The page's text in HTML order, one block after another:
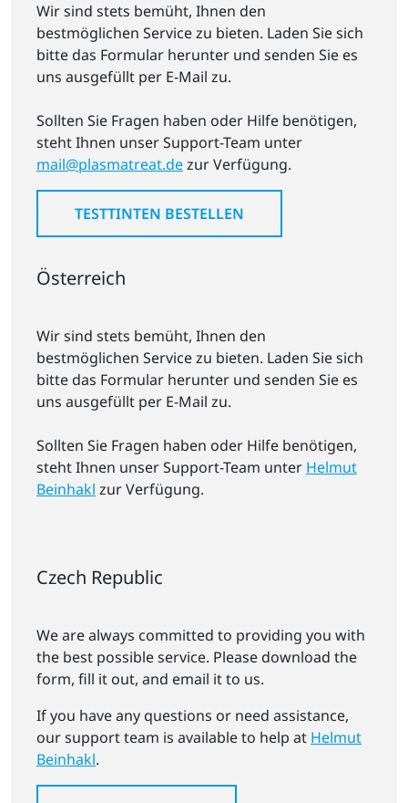
Wir sind stets bemüht, Ihnen den
bestmöglichen Service zu bieten. Laden Sie sich
bitte das Formular herunter und senden Sie es
uns ausgefüllt per E-Mail zu.
Sollten Sie Fragen haben oder Hilfe benötigen,
steht Ihnen unser Support-Team unter
mail@plasmatreat.dezur Verfügung.
TESTTINTEN BESTELLEN
Österreich
Wir sind stets bemüht, Ihnen den
bestmöglichen Service zu bieten. Laden Sie sich
bitte das Formular herunter und senden Sie es
uns ausgefüllt per E-Mail zu.
Sollten Sie Fragen haben oder Hilfe benötigen,
steht Ihnen unser Support-Team unter Helmut
Beinhakl zur Verfügung.
Czech Republic
We are always committed to providing you with
the best possible service. Please download the
form, fill it out, and email it to us.
If you have any questions or need assistance,
our support team is available to help at Helmut
Beinhakl.